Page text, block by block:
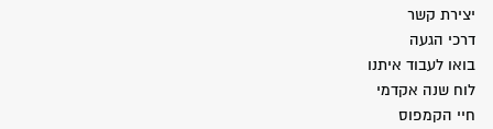
יצירת קשר
דרכי הגעה
בואו לעבוד איתנו
לוח שנה אקדמי
חיי הקמפוס